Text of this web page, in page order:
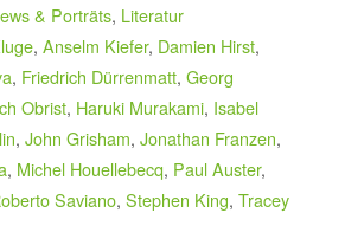
& Porträts, Literatur
, Anselm Kiefer, Damien Hirst,
, Friedrich Dürrenmatt, Georg
Obrist, Haruki Murakami, Isabel
, John Grisham, Jonathan Franzen,
, Michel Houellebecq, Paul Auster,
Saviano, Stephen King, Tracey